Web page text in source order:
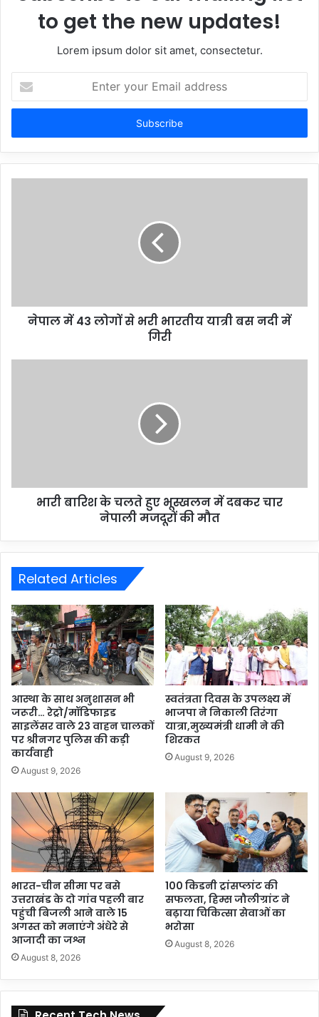
to get the new updates!
Lorem ipsum dolor sit amet, consectetur.
Enter
your
Email
नेपाल में 43 लोगों से भरी भारतीय यात्री बस नदी में
गिरी
भारी बारिश के चलते हुए भूस्खलन में दबकर चार
नेपाली मजदूरों की मौत
Related Articles
आस्था के साथ अनुशासन भी
जरूरी… रेट्रो/मॉडिफाइड
साइलेंसर वाले 23 वाहन चालकों
पर श्रीनगर पुलिस की कड़ी
कार्यवाही
August 9, 2026
स्वतंत्रता दिवस के उपलक्ष्य में
भाजपा ने निकाली तिरंगा
यात्रा,मुख्यमंत्री धामी ने की
शिरकत
August 9, 2026
भारत-चीन सीमा पर बसे
उत्तराखंड के दो गांव पहली बार
पहुंची बिजली आने वाले 15
अगस्त को मनाएंगे अंधेरे से
आजादी का जश्न
August 8, 2026
100 किडनी ट्रांसप्लांट की
सफलता, हिम्स जौलीग्रांट ने
बढ़ाया चिकित्सा सेवाओं का
भरोसा
August 8, 2026